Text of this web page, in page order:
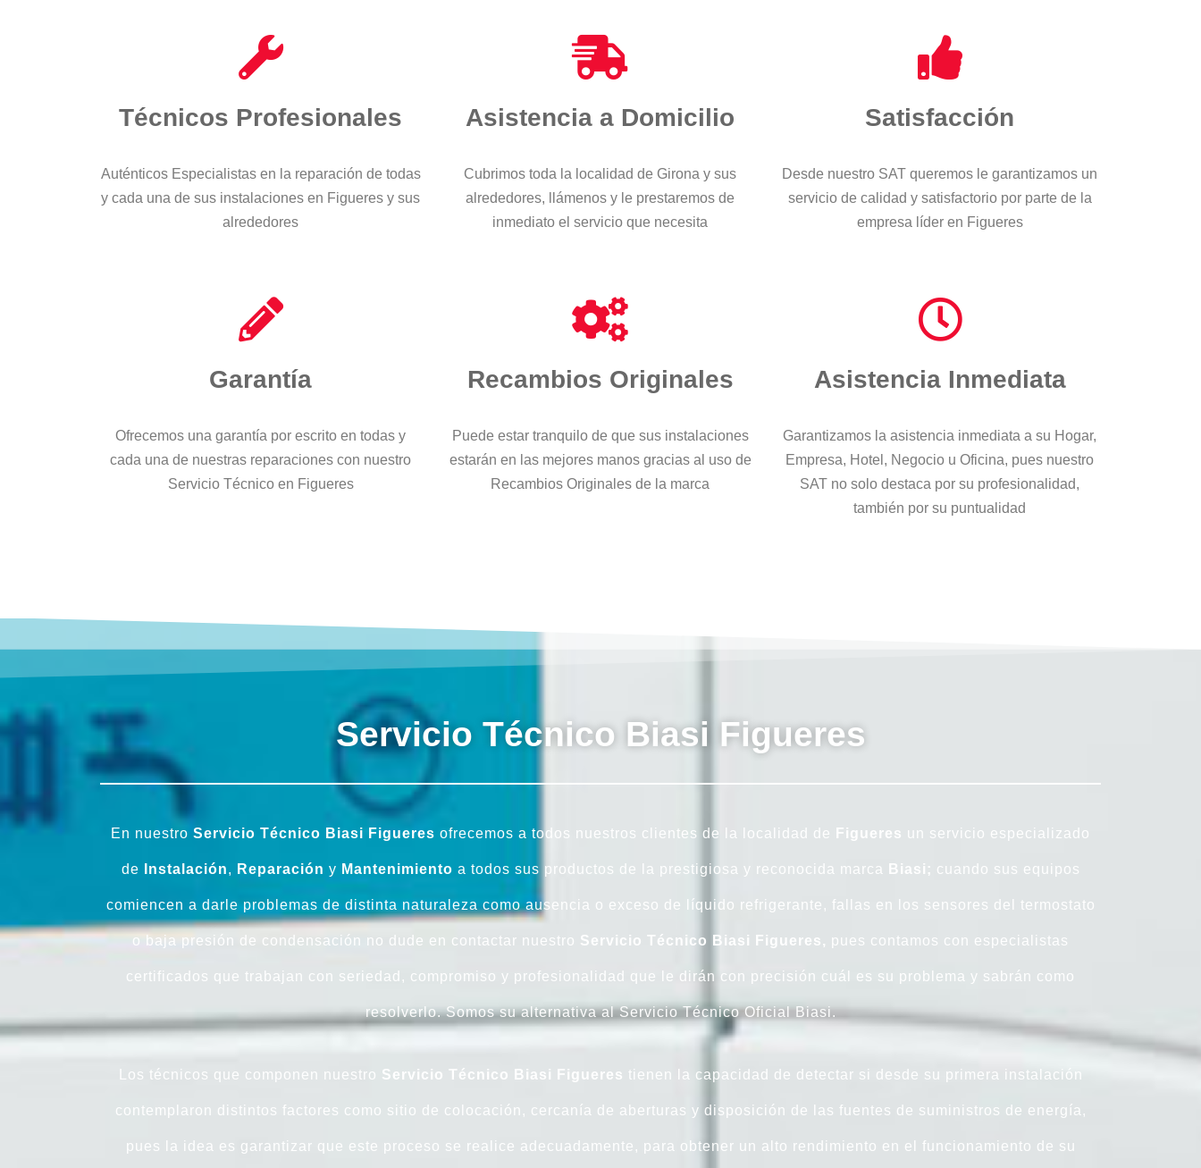
Técnicos Profesionales
Auténticos Especialistas en la reparación de todas
y cada una de sus instalaciones en Figueres y sus
alrededores
Asistencia a Domicilio
Cubrimos toda la localidad de Girona y sus
alrededores, llámenos y le prestaremos de
inmediato el servicio que necesita
Satisfacción
Desde nuestro SAT queremos le garantizamos un
servicio de calidad y satisfactorio por parte de la
empresa líder en Figueres
Garantía
Ofrecemos una garantía por escrito en todas y
cada una de nuestras reparaciones con nuestro
Servicio Técnico en Figueres
Recambios Originales
Puede estar tranquilo de que sus instalaciones
estarán en las mejores manos gracias al uso de
Recambios Originales de la marca
Asistencia Inmediata
Garantizamos la asistencia inmediata a su Hogar,
Empresa, Hotel, Negocio u Oficina, pues nuestro
SAT no solo destaca por su profesionalidad,
también por su puntualidad
Servicio Técnico Biasi Figueres
En nuestro Servicio Técnico Biasi Figueres ofrecemos a todos nuestros clientes de la localidad de Figueres un servicio especializado
de Instalación, Reparación y Mantenimiento a todos sus productos de la prestigiosa y reconocida marca Biasi; cuando sus equipos
comiencen a darle problemas de distinta naturaleza como ausencia o exceso de líquido refrigerante, fallas en los sensores del termostato
o baja presión de condensación no dude en contactar nuestro Servicio Técnico Biasi Figueres, pues contamos con especialistas
certificados que trabajan con seriedad, compromiso y profesionalidad que le dirán con precisión cuál es su problema y sabrán como
resolverlo. Somos su alternativa al Servicio Técnico Oficial Biasi.
Los técnicos que componen nuestro Servicio Técnico Biasi Figueres tienen la capacidad de detectar si desde su primera instalación
contemplaron distintos factores como sitio de colocación, cercanía de aberturas y disposición de las fuentes de suministros de energía,
pues la idea es garantizar que este proceso se realice adecuadamente, para obtener un alto rendimiento en el funcionamiento de su